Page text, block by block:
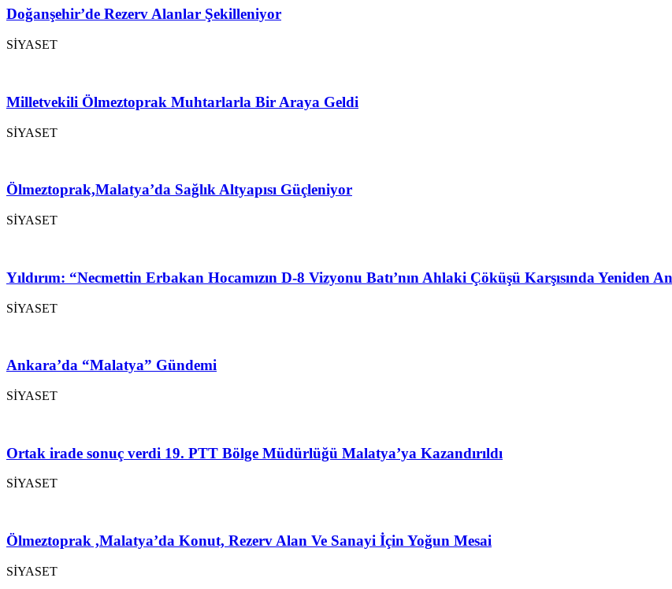
Doğanşehir’de Rezerv Alanlar Şekilleniyor
SİYASET
Milletvekili Ölmeztoprak Muhtarlarla Bir Araya Geldi
SİYASET
Ölmeztoprak,Malatya’da Sağlık Altyapısı Güçleniyor
SİYASET
Yıldırım: “Necmettin Erbakan Hocamızın D-8 Vizyonu Batı’nın Ahlaki Çöküşü Karşısında Yeniden
SİYASET
Ankara’da “Malatya” Gündemi
SİYASET
Ortak irade sonuç verdi 19. PTT Bölge Müdürlüğü Malatya’ya Kazandırıldı
SİYASET
Ölmeztoprak ,Malatya’da Konut, Rezerv Alan Ve Sanayi İçin Yoğun Mesai
SİYASET